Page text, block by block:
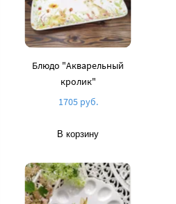
Блюдо "Акварельный
кролик"
1705 руб.
В корзину